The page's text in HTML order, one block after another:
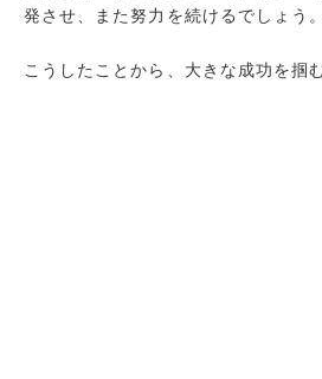
発させ、また努力を続けるでしょう。
こうしたことから、大きな成功を掴